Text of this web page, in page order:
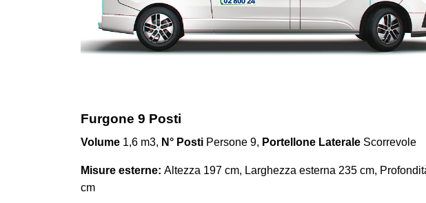
Furgone 9 Posti
Volume 1,6 m3, N° Posti Persone 9, Portellone Laterale Scorrevole
Misure esterne: Altezza 197 cm, Larghezza esterna 235 cm,
cm